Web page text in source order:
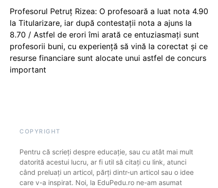
Profesorul Petruț Rizea: O profesoară a luat nota 4.90
la Titularizare, iar după contestații nota a ajuns la
8.70 / Astfel de erori îmi arată ce entuziasmați sunt
profesorii buni, cu experiență să vină la corectat și ce
resurse financiare sunt alocate unui astfel de concurs
important
COPYRIGHT
Pentru că scrieți despre educație, sau cu atât mai mult
datorită acestui lucru, ar fi util să citați cu link, atunci
când preluați un articol, părți dintr-un articol sau o idee
care v-a inspirat. Noi, la EduPedu.ro ne-am asumat